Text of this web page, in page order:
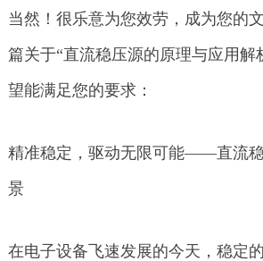
当然！很乐意为您效劳，成为您的
篇关于“直流稳压源的原理与应用解
望能满足您的要求：
精准稳定，驱动无限可能——直流
景
在电子设备飞速发展的今天，稳定